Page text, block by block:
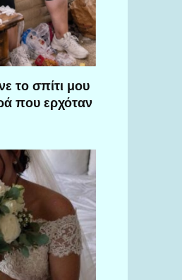
το σπίτι μου
που ερχόταν